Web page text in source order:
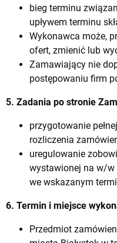
bieg terminu
upływem terminu
Wykonawca może,
ofert, zmienić lub
Zamawiający nie
postępowaniu firm
5. Zadania po stronie
przygotowanie
rozliczenia
uregulowanie
wystawionej na w/w
we wskazanym
6. Termin i miejsce
Przedmiot